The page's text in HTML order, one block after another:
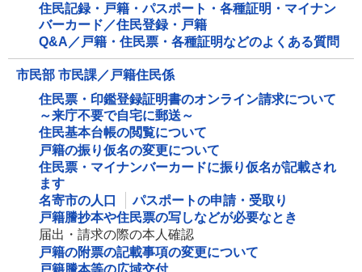
住民記録・戸籍・パスポート・各種証明・マイナン
バーカード／住民登録・戸籍
Q&A／戸籍・住民票・各種証明などのよくある質問
市民部 市民課／戸籍住民係
住民票・印鑑登録証明書のオンライン請求について
～来庁不要で自宅に郵送～
住民基本台帳の閲覧について
戸籍の振り仮名の変更について
住民票・マイナンバーカードに振り仮名が記載され
ます
名寄市の人口
パスポートの申請・受取り
戸籍謄抄本や住民票の写しなどが必要なとき
届出・請求の際の本人確認
戸籍の附票の記載事項の変更について
戸籍謄本等の広域交付